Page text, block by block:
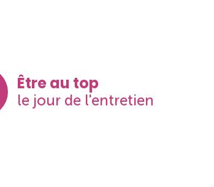
Être au top
le jour de l'entretien